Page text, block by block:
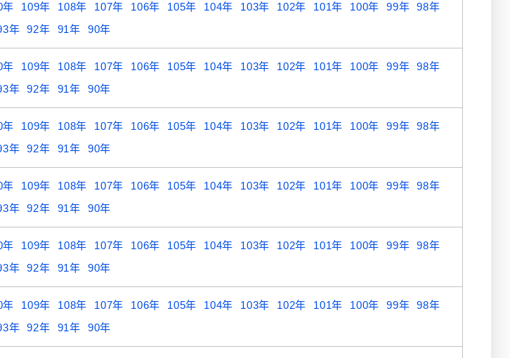
年 109年 108年 107年 106年 105年 104年 103年 102年 101年 100年 99年
98年
年 92年 91年 90年
年 109年 108年 107年 106年 105年 104年 103年 102年 101年 100年 99年
98年
年 92年 91年 90年
年 109年 108年 107年 106年 105年 104年 103年 102年 101年 100年 99年
98年
年 92年 91年 90年
年 109年 108年 107年 106年 105年 104年 103年 102年 101年 100年 99年
98年
年 92年 91年 90年
年 109年 108年 107年 106年 105年 104年 103年 102年 101年 100年 99年
98年
年 92年 91年 90年
年 109年 108年 107年 106年 105年 104年 103年 102年 101年 100年 99年
98年
年 92年 91年 90年